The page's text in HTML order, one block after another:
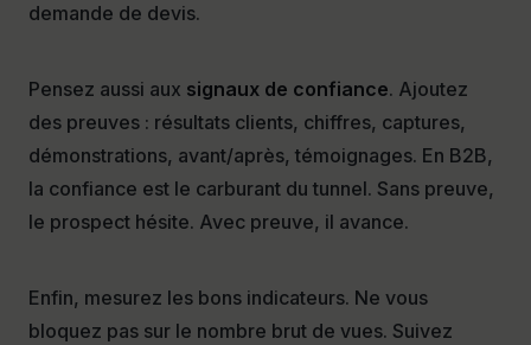
demande de devis.
Pensez aussi aux signaux de confiance. Ajoutez
des preuves : résultats clients, chiffres, captures,
démonstrations, avant/après, témoignages. En B2B,
la confiance est le carburant du tunnel. Sans preuve,
le prospect hésite. Avec preuve, il avance.
Enfin, mesurez les bons indicateurs. Ne vous
bloquez pas sur le nombre brut de vues. Suivez